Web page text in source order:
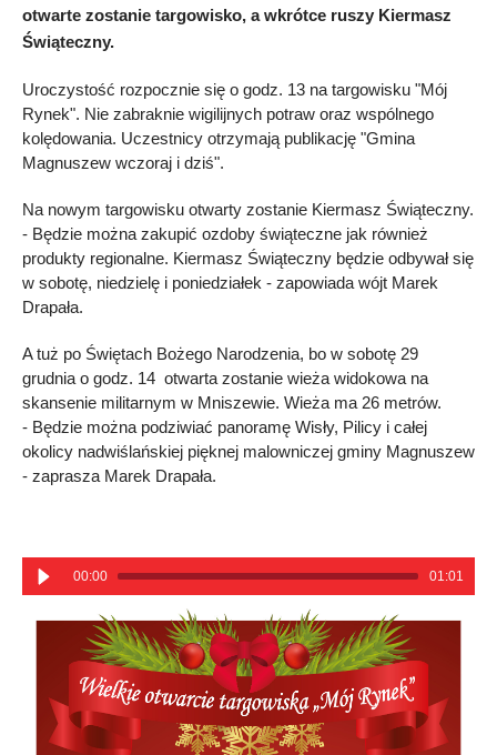
otwarte zostanie targowisko, a wkrótce ruszy Kiermasz
Świąteczny.
Uroczystość rozpocznie się o godz. 13 na targowisku "Mój
Rynek". Nie zabraknie wigilijnych potraw oraz wspólnego
kolędowania. Uczestnicy otrzymają publikację "Gmina
Magnuszew wczoraj i dziś".
Na nowym targowisku otwarty zostanie Kiermasz Świąteczny.
- Będzie można zakupić ozdoby świąteczne jak również
produkty regionalne. Kiermasz Świąteczny będzie odbywał się
w sobotę, niedzielę i poniedziałek - zapowiada wójt Marek
Drapała.
A tuż po Świętach Bożego Narodzenia, bo w sobotę 29
grudnia o godz. 14 otwarta zostanie wieża widokowa na
skansenie militarnym w Mniszewie. Wieża ma 26 metrów.
- Będzie można podziwiać panoramę Wisły, Pilicy i całej
okolicy nadwiślańskiej pięknej malowniczej gminy Magnuszew
- zaprasza Marek Drapała.
00:00 01:01